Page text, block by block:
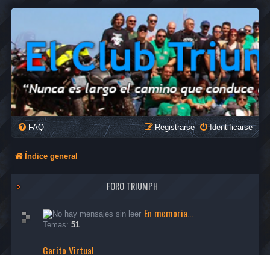
FAQ Identificarse
Registrarse
Índice general
FORO TRIUMPH
En memoria...
Temas: 51
Garito Virtual